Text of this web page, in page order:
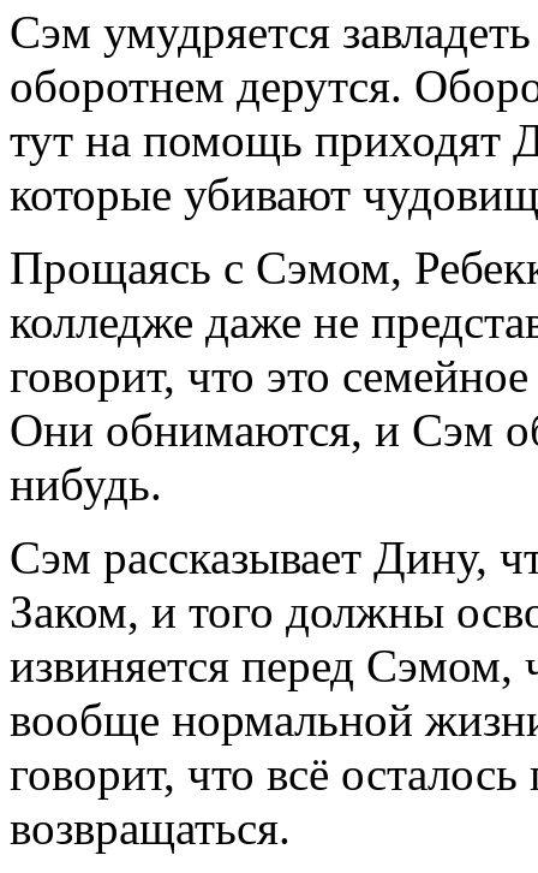
Сэм умудряется
оборотнем дерутся.
тут на помощь приходят
которые убивают
Прощаясь с Сэмом,
колледже даже не
говорит, что это
Они обнимаются, и Сэм
нибудь.
Сэм рассказывает Дину,
Заком, и того должны
извиняется перед Сэмом,
вообще нормальной
говорит, что всё
возвращаться.